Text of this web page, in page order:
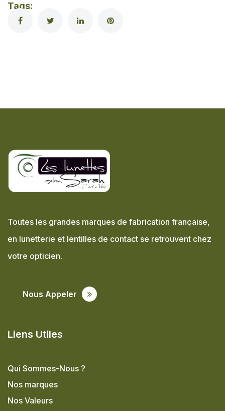
Tags:
Toutes les grandes marques de fabrication française,
en lunetterie et lentilles de contact se retrouvent chez
votre opticien.
Nous Appeler
Liens Utiles
Qui Sommes-Nous ?
Nos marques
Nos Valeurs